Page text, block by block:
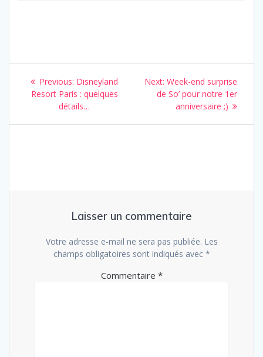
Navigation
l’article
Previous: Previous
post:
Disneyland
Resort Paris : quelques
détails…
Next: Next
post:
Week-end surprise
de So’ pour notre 1er
anniversaire ;)
Laisser un commentaire
Votre adresse e-mail ne sera pas publiée. Les
champs obligatoires sont indiqués avec *
Commentaire *